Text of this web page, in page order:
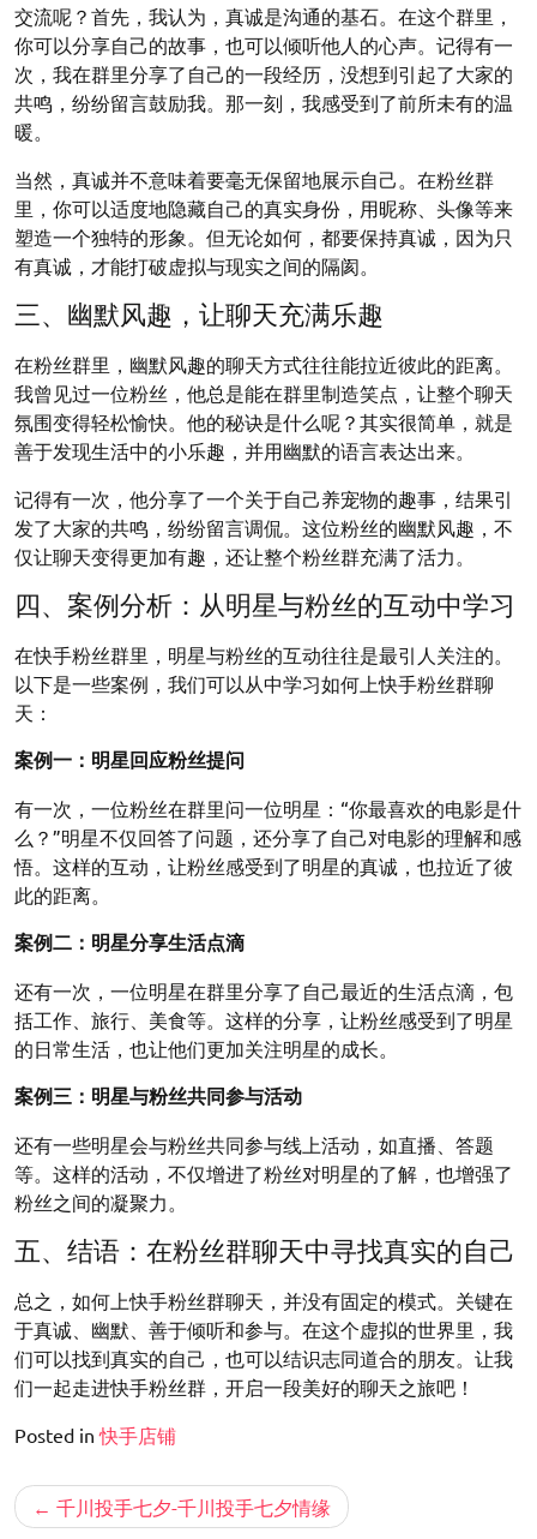
交流呢？首先，我认为，真诚是沟通的基石。在这个群里，
你可以分享自己的故事，也可以倾听他人的心声。记得有一
次，我在群里分享了自己的一段经历，没想到引起了大家的
共鸣，纷纷留言鼓励我。那一刻，我感受到了前所未有的温
暖。
当然，真诚并不意味着要毫无保留地展示自己。在粉丝群
里，你可以适度地隐藏自己的真实身份，用昵称、头像等来
塑造一个独特的形象。但无论如何，都要保持真诚，因为只
有真诚，才能打破虚拟与现实之间的隔阂。
三、幽默风趣，让聊天充满乐趣
在粉丝群里，幽默风趣的聊天方式往往能拉近彼此的距离。
我曾见过一位粉丝，他总是能在群里制造笑点，让整个聊天
氛围变得轻松愉快。他的秘诀是什么呢？其实很简单，就是
善于发现生活中的小乐趣，并用幽默的语言表达出来。
记得有一次，他分享了一个关于自己养宠物的趣事，结果引
发了大家的共鸣，纷纷留言调侃。这位粉丝的幽默风趣，不
仅让聊天变得更加有趣，还让整个粉丝群充满了活力。
四、案例分析：从明星与粉丝的互动中学习
在快手粉丝群里，明星与粉丝的互动往往是最引人关注的。
以下是一些案例，我们可以从中学习如何上快手粉丝群聊
天：
案例一：明星回应粉丝提问
有一次，一位粉丝在群里问一位明星：“你最喜欢的电影是什
么？”明星不仅回答了问题，还分享了自己对电影的理解和感
悟。这样的互动，让粉丝感受到了明星的真诚，也拉近了彼
此的距离。
案例二：明星分享生活点滴
还有一次，一位明星在群里分享了自己最近的生活点滴，包
括工作、旅行、美食等。这样的分享，让粉丝感受到了明星
的日常生活，也让他们更加关注明星的成长。
案例三：明星与粉丝共同参与活动
还有一些明星会与粉丝共同参与线上活动，如直播、答题
等。这样的活动，不仅增进了粉丝对明星的了解，也增强了
粉丝之间的凝聚力。
五、结语：在粉丝群聊天中寻找真实的自己
总之，如何上快手粉丝群聊天，并没有固定的模式。关键在
于真诚、幽默、善于倾听和参与。在这个虚拟的世界里，我
们可以找到真实的自己，也可以结识志同道合的朋友。让我
们一起走进快手粉丝群，开启一段美好的聊天之旅吧！
Posted in快手店铺
文 千川投手七夕-千川投手七夕情缘